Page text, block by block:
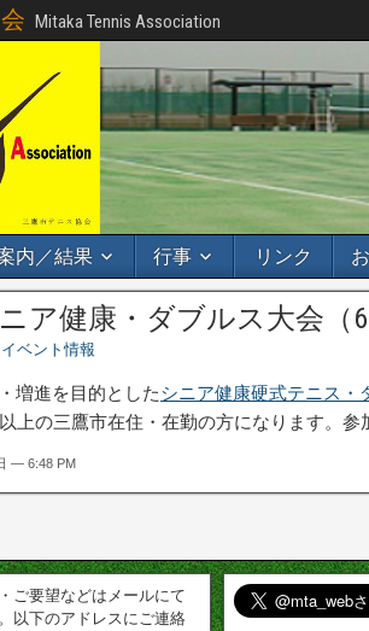
Mitaka Tennis Association
内／結果 行事 リンク
ア健康・ダブルス大会（
イベント情報
増進を目的としたシニア健康硬式テニス・
上の三鷹市在住・在勤の方になります。参
— 6:48 PM
ご要望などはメールにて
以下のアドレスにご連絡